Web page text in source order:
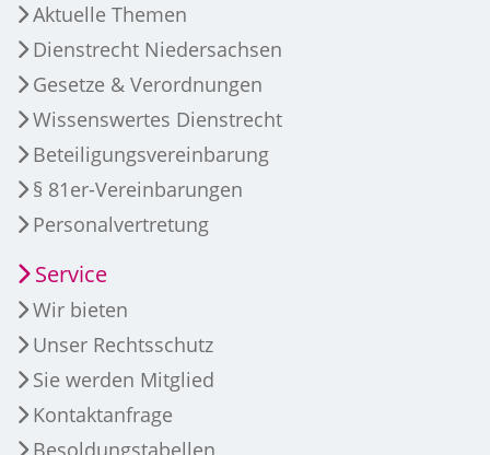
Aktuelle Themen
Dienstrecht Niedersachsen
Gesetze & Verordnungen
Wissenswertes Dienstrecht
Beteiligungsvereinbarung
§ 81er-Vereinbarungen
Personalvertretung
Service
Wir bieten
Unser Rechtsschutz
Sie werden Mitglied
Kontaktanfrage